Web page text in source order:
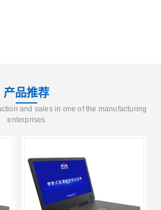
产品推荐
and sales in one of the manufacturing
enterprises